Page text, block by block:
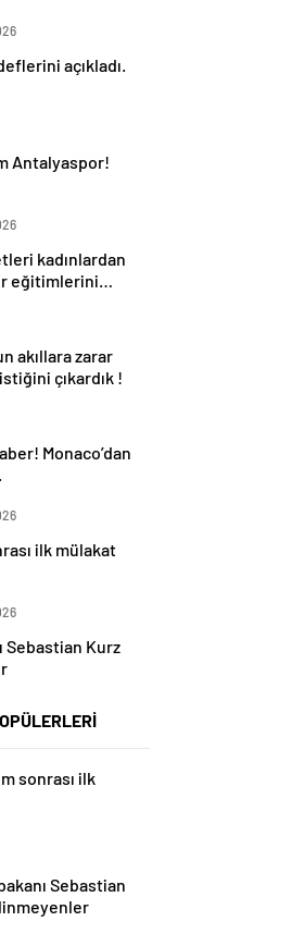
açıkladı.
Antalyaspor!
kadınlardan
eğitimlerini
akıllara zarar
çıkardık !
Monaco’dan
ilk mülakat
Sebastian Kurz
sonrası ilk
Sebastian